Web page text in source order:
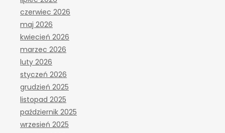
czerwiec 2026
maj 2026
kwiecień 2026
marzec 2026
luty 2026
styczeń 2026
grudzień 2025
listopad 2025
październik 2025
wrzesień 2025